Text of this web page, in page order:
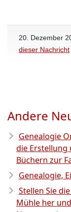
20. Dezember
dieser Nachricht
Andere
Genealogie
die Erstellung
Büchern zur
Genealogie,
Stellen Sie
Mühle her